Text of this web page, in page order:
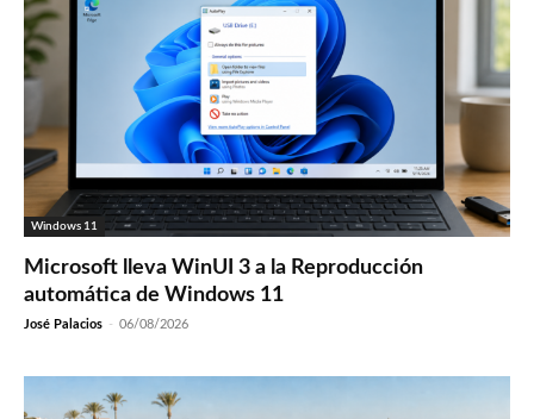
Windows 11
Microsoft lleva WinUI 3 a la Reproducción
automática de Windows 11
José Palacios - 06/08/2026